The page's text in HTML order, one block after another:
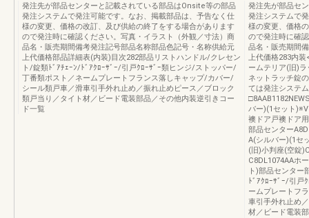
発注先が部品センターと記載されている部品はOnsite等の部品
発注システムで発注可能です。なお、掲載部品は、予告なく仕
様の変更、価格の改訂、及び供給の終了をする場合があります
ので発注時に確認ください。写真・イラスト（外観／寸法）商
品名・販売期間備考発注記号部品名称部品色記号・名称供給元
上代価格部品詳細表(内装)目次282部品リストハンドル/クレセン
ト/錠類ﾄﾞｱﾁｪｰﾝ/ﾄﾞｱｸﾛｰｻﾞｰ/引戸ｸﾛｰｻﾞｰ類ヒンジ/ストッパー/
丁番類ポスト／ネームプレートフランス落しキャップ/カバー/
シール類戸車／滑車引手外れ止め／振れ止めピース／ブロック
類戸当り／タイト材／ビード電装部品／その他内装逆引きコー
ド一覧
発注先が部品セ
発注システムで
様の変更、価格
ので発注時に確
品名・販売期間
上代価格283内
ームテリア(旧)
ネットラッチ錠
ては発注システ
バー)(1セット
襖ドア戸襖ドア
部品センター
A(シルバー)(1セ
(旧)小判座(空錠
C8DL1074AAホ
ト)部品センタ
ﾄﾞｱｸﾛｰｻﾞｰ/引戸
ームプレートフ
車引手外れ止め
材／ビード電装